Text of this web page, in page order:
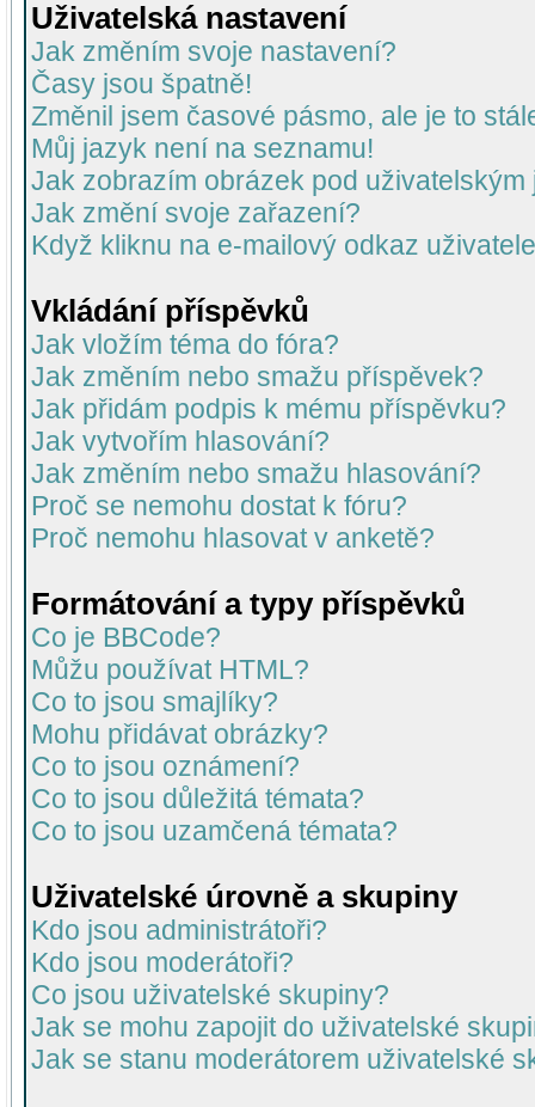
Uživatelská nastavení
Jak změním svoje nastavení?
Časy jsou špatně!
Změnil jsem časové pásmo, ale je to
Můj jazyk není na seznamu!
Jak zobrazím obrázek pod uživatelským
Jak změní svoje zařazení?
Když kliknu na e-mailový odkaz
Vkládání příspěvků
Jak vložím téma do fóra?
Jak změním nebo smažu příspěvek?
Jak přidám podpis k mému příspěvku?
Jak vytvořím hlasování?
Jak změním nebo smažu hlasování?
Proč se nemohu dostat k fóru?
Proč nemohu hlasovat v anketě?
Formátování a typy příspěvků
Co je BBCode?
Můžu používat HTML?
Co to jsou smajlíky?
Mohu přidávat obrázky?
Co to jsou oznámení?
Co to jsou důležitá témata?
Co to jsou uzamčená témata?
Uživatelské úrovně a skupiny
Kdo jsou administrátoři?
Kdo jsou moderátoři?
Co jsou uživatelské skupiny?
Jak se mohu zapojit do uživatelské
Jak se stanu moderátorem uživatelské